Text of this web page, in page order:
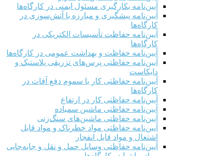
آیین‌نامه بکارگیری مسئول ایمنی در کارگاه‌ها
آیین‌نامه پیشگیری و مبارزه با آتش‌سوزی در
کارگاه‌ها
آیین‌نامه حفاظت تأسیسات الکتریکی در
کارگاه‌ها
آیین‌نامه حفاظت و بهداشت عمومی در کارگاه‌ها
آیین‌نامه حفاظتی پرس‌های تزریقی پلاستیک و
دایکاست
آیین‌نامه حفاظتی کار با سموم دفع آفات در
کارگاه‌ها
آیین‌نامه حفاظتی کار در ارتفاع
آیین‌نامه حفاظتی ماشین سمباده
آیین‌نامه حفاظتی ماشین‌های سنگ‌زنی
آیین‌نامه حفاظتی مواد خطرناک و مواد قابل
اشتعال و مواد قابل انفجار
آیین‌نامه حفاظتی وسایل حمل و نقل و جابه‌جایی